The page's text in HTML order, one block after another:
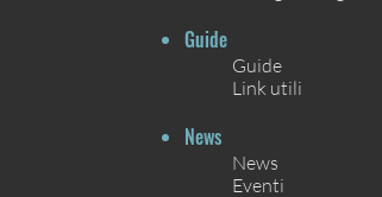
Guide
Guide
Link utili
News
News
Eventi